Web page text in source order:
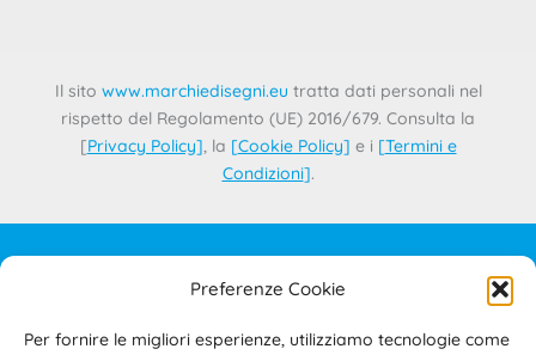
Preferenze Cookie
Per fornire le migliori esperienze, utilizziamo tecnologie come
Il sito www.marchiedisegni.eu tratta dati personali nel
rispetto del Regolamento (UE) 2016/679. Consulta la
[Privacy Policy], la [Cookie Policy] e i [Termini e
Condizioni].
IL PROGETTO